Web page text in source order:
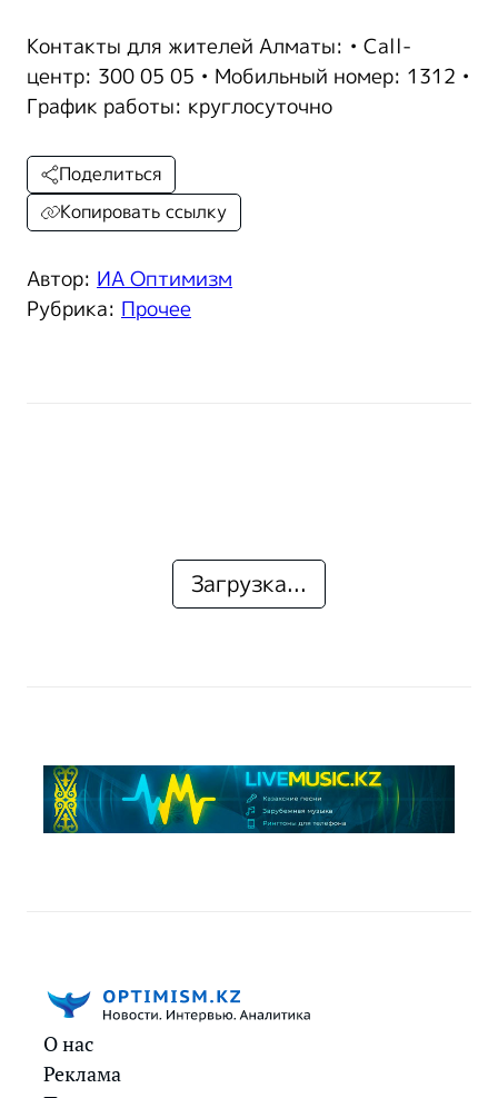
Контакты для жителей Алматы: • Call-
центр: 300 05 05 • Мобильный номер: 1312 •
График работы: круглосуточно
Автор: ИА Оптимизм
Рубрика: Прочее
Поделиться
Копировать ссылку
Загрузка...
О нас
Реклама